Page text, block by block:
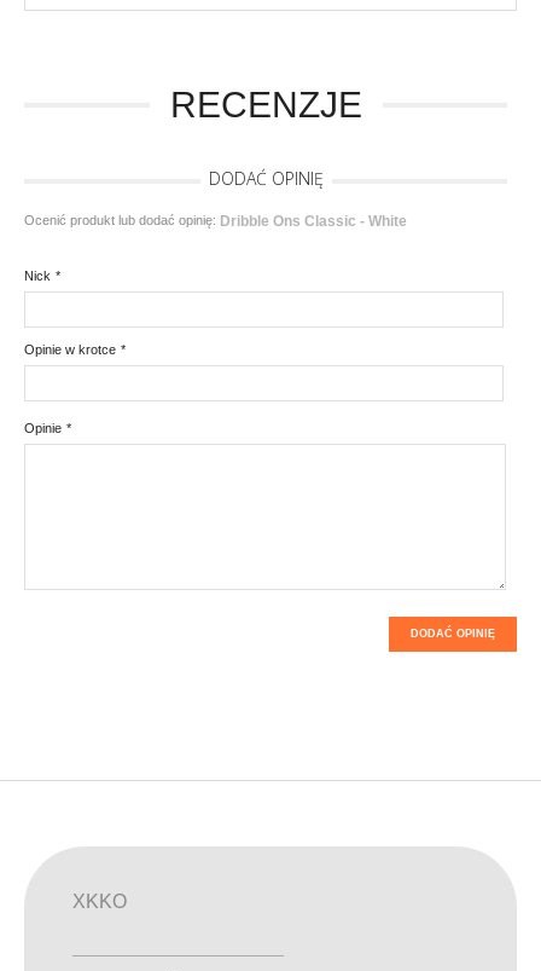
RECENZJE
DODAĆ OPINIĘ
Ocenić produkt lub dodać opinię: Dribble Ons Classic - White
*
Nick
*
Opinie w krotce
*
Opinie
DODAĆ OPINIĘ
XKKO